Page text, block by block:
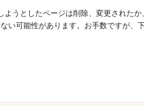
ようとしたページは削除、変更された
ない可能性があります。お手数ですが、